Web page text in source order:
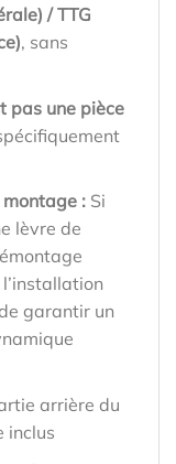
/ TTG
, sans
pas une pièce
: Si
lèvre de
garantir un
arrière du
inclus